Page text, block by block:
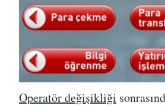
Operatör değişikliği